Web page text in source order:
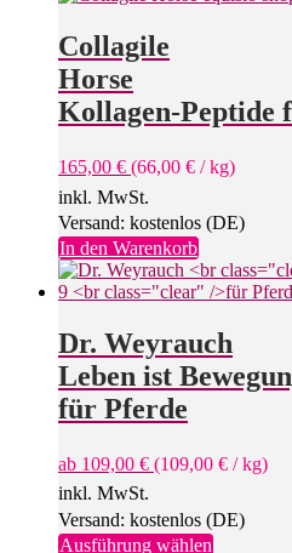
Collagile
Horse
Kollagen-Peptide
165,00 € (66,00 € /kg)
inkl. MwSt.
Versand: kostenlos (DE)
In den Warenkorb
Dr. Weyrauch
Leben ist
für Pferde
ab 109,00 € (109,00 € /kg)
inkl. MwSt.
Versand: kostenlos (DE)
Ausführung wählenDieses